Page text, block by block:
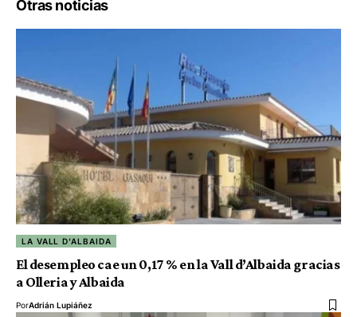
Otras noticias
LA VALL D'ALBAIDA
El desempleo cae un 0,17 % en la Vall d’Albaida gracias
a Olleria y Albaida
PorAdrián Lupiáñez